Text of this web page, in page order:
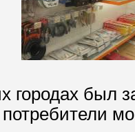
городах